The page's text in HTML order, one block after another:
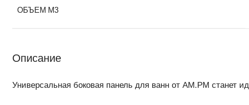
ОБЪЕМ М3
Описание
Универсальная боковая панель для ванн от AM.PM станет